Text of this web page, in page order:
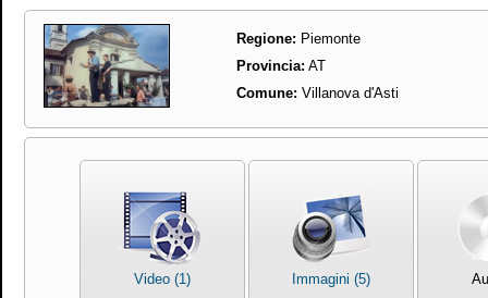
Regione: Piemonte
Provincia: AT
Comune: Villanova d'Asti
Video (1) Immagini (5)